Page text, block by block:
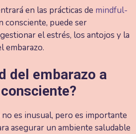
en las prácticas de mindful-
consciente, puede ser
el estrés, los antojos y la
embarazo.
del embarazo a
es inusual, pero es importante
asegurar un ambiente saludable